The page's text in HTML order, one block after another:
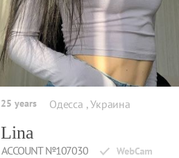
25 years Одесса , Украина
Lina
ACCOUNT №107030